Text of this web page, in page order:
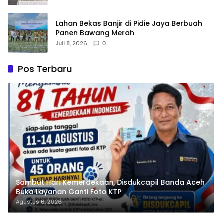
Lahan Bekas Banjir di Pidie Jaya Berbuah
Panen Bawang Merah
Juli 8, 2026 0
Pos Terbaru
Sambut Hari Kemerdekaan, Disdukcapil Banda Aceh
Buka Layanan Ganti Foto KTP
Agustus 6, 2026